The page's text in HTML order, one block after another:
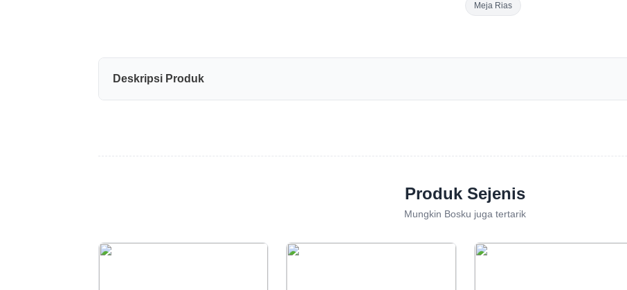
Meja Rias
Deskripsi Produk
Produk Sejenis
Mungkin Bosku juga tertarik